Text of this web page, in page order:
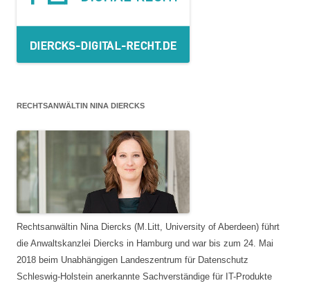
RECHTSANWÄLTIN NINA DIERCKS
Rechtsanwältin Nina Diercks (M.Litt, University of Aberdeen) führt
die Anwaltskanzlei Diercks in Hamburg und war bis zum 24. Mai
2018 beim Unabhängigen Landeszentrum für Datenschutz
Schleswig-Holstein anerkannte Sachverständige für IT-Produkte